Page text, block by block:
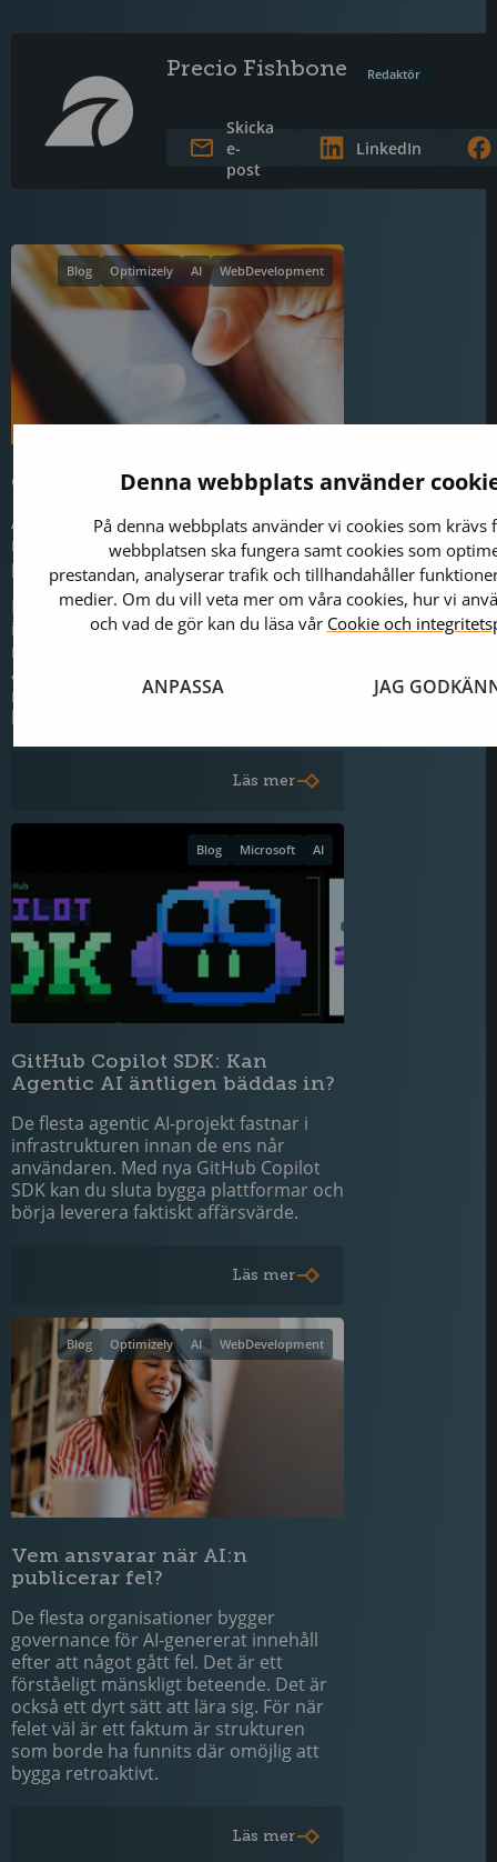
Denna webbplats använder
På denna webbplats använder vi cookies som krävs
webbplatsen ska fungera samt cookies som
prestandan, analyserar trafik och tillhandahåller
medier. Om du vill veta mer om våra cookies, hur vi
och vad de gör kan du läsa vår Cookie och
ANPASSA JAG
Precio Fishbone Redaktör
Skicka
e-
post
LinkedIn
WebDevelopment
AI
Optimizely
Blog
CX räcker inte längre
Att bygga en digital närvaro enbart för
mänskliga ögon är i praktiken att
planera för osynlighet.
När AI-agenter blir dina mest
inflytelserika besökare räcker det inte
med snygg design – du behöver en
arkitektur som är lika läsbar för
maskiner som den är attraktiv för
kunder.
Läs mer
AI
Microsoft
Blog
GitHub Copilot SDK: Kan
Agentic AI äntligen bäddas in?
De flesta agentic AI-projekt fastnar i
infrastrukturen innan de ens når
användaren. Med nya GitHub Copilot
SDK kan du sluta bygga plattformar och
börja leverera faktiskt affärsvärde.
Läs mer
WebDevelopment
AI
Optimizely
Blog
Vem ansvarar när AI:n
publicerar fel?
De flesta organisationer bygger
governance för AI-genererat innehåll
efter att något gått fel. Det är ett
förståeligt mänskligt beteende. Det är
också ett dyrt sätt att lära sig. För när
felet väl är ett faktum är strukturen
som borde ha funnits där omöjlig att
bygga retroaktivt.
Läs mer